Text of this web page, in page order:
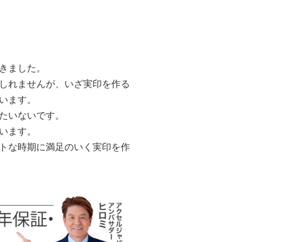
ました。
れませんが、いざ実印を作る
ます。
いないです。
ます。
な時期に満足のいく実印を作